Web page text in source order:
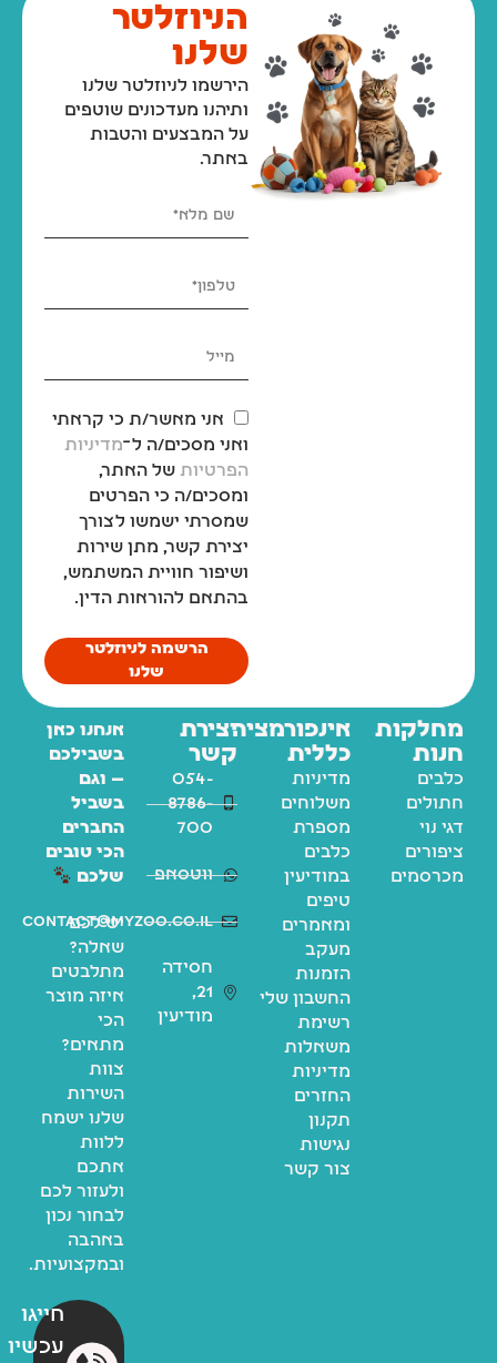
הניוזלטר
שלנו
הירשמו לניוזלטר שלנו
ותיהנו מעדכונים שוטפים
על המבצעים והטבות
באתר.
אני מאשר/ת כי קראתי
ואני מסכים/ה ל־מדיניות
הפרטיות של האתר,
ומסכים/ה כי הפרטים
שמסרתי ישמשו לצורך
יצירת קשר, מתן שירות
ושיפור חוויית המשתמש,
בהתאם להוראות הדין.
הרשמה לניוזלטר
שלנו
מחלקות
חנות
כלבים
חתולים
דגי נוי
ציפורים
מכרסמים
אינפורמציה
כללית
מדיניות
משלוחים
מספרת
כלבים
במודיעין
טיפים
ומאמרים
מעקב
הזמנות
החשבון שלי
רשימת
משאלות
מדיניות
החזרים
תקנון
נגישות
צור קשר
יצירת
קשר
054-
8786-
700
ווטסאפ
contact@myzoo.co.il
חסידה
21,
מודיעין
אנחנו כאן
בשבילכם
— וגם
בשביל
החברים
הכי טובים
שלכם
יש לכם
שאלה?
מתלבטים
איזה מוצר
הכי
מתאים?
צוות
השירות
שלנו ישמח
ללוות
אתכם
ולעזור לכם
לבחור נכון
באהבה
ובמקצועיות.
חייגו
עכשיו